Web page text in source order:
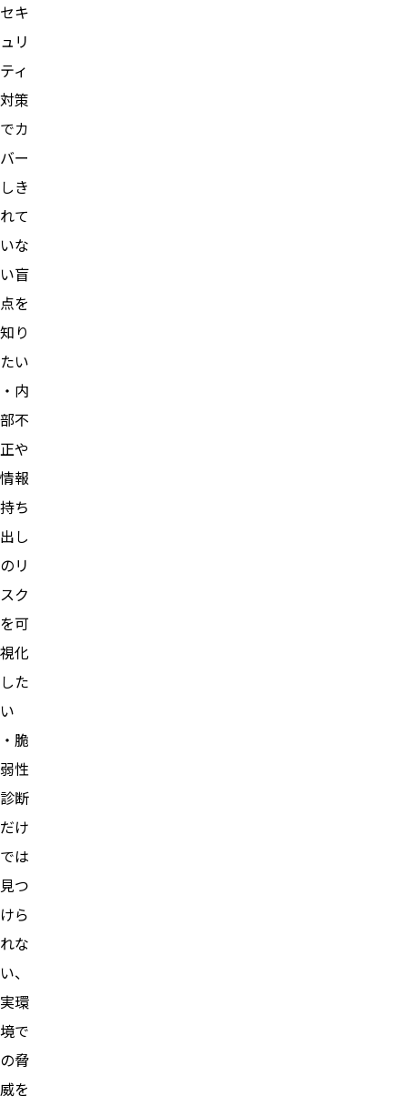
セキ
ュリ
ティ
対策
でカ
バー
しき
れて
いな
い盲
点を
知り
たい
・内
部不
正や
情報
持ち
出し
のリ
スク
を可
視化
した
い
・脆
弱性
診断
だけ
では
見つ
けら
れな
い、
実環
境で
の脅
威を